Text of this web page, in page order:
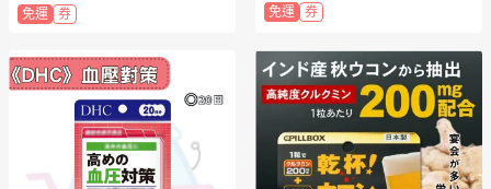
免運
券 免運 券